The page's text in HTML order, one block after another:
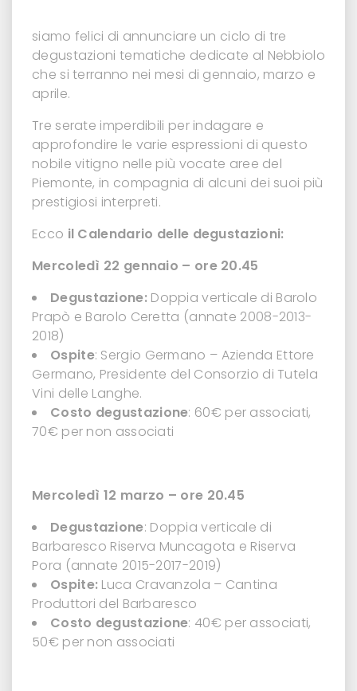
siamo felici di annunciare un ciclo di tre
degustazioni tematiche dedicate al Nebbiolo
che si terranno nei mesi di gennaio, marzo e
aprile.
Tre serate imperdibili per indagare e
approfondire le varie espressioni di questo
nobile vitigno nelle più vocate aree del
Piemonte, in compagnia di alcuni dei suoi più
prestigiosi interpreti.
Ecco il Calendario delle degustazioni:
Mercoledì 22 gennaio – ore 20.45
Degustazione: Doppia verticale di Barolo
Prapò e Barolo Ceretta (annate 2008-2013-
2018)
Ospite: Sergio Germano – Azienda Ettore
Germano, Presidente del Consorzio di Tutela
Vini delle Langhe.
Costo degustazione: 60€ per associati,
70€ per non associati
Mercoledì 12 marzo – ore 20.45
Degustazione: Doppia verticale di
Barbaresco Riserva Muncagota e Riserva
Pora (annate 2015-2017-2019)
Ospite: Luca Cravanzola – Cantina
Produttori del Barbaresco
Costo degustazione: 40€ per associati,
50€ per non associati